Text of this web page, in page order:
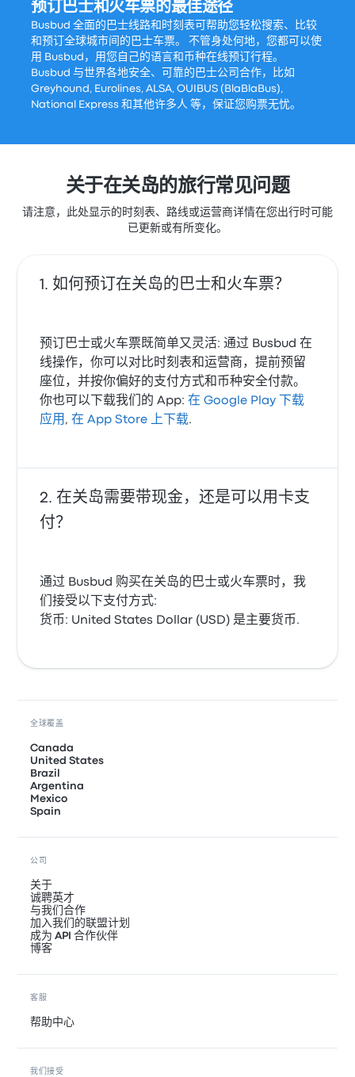
预订巴士和火车票的最佳途径
Busbud 全面的巴士线路和时刻表可帮助您轻松搜索、比较
和预订全球城市间的巴士车票。 不管身处何地，您都可以使
用 Busbud，用您自己的语言和币种在线预订行程。
Busbud 与世界各地安全、可靠的巴士公司合作，比如
Greyhound, Eurolines, ALSA, OUIBUS (BlaBlaBus),
National Express 和其他许多人 等，保证您购票无忧。
关于在关岛的旅行常见问题
请注意，此处显示的时刻表、路线或运营商详情在您出行时可能
已更新或有所变化。
如何预订在关岛的巴士和火车票？
预订巴士或火车票既简单又灵活: 通过 Busbud 在
线操作，你可以对比时刻表和运营商，提前预留
座位，并按你偏好的支付方式和币种安全付款。
你也可以下载我们的 App:在 Google Play 下载
应用 ,在 App Store 上下载.
在关岛需要带现金，还是可以用卡支
付？
通过 Busbud 购买在关岛的巴士或火车票时，我
们接受以下支付方式:
货币: United States Dollar (USD) 是主要货币.
全球覆盖
Canada
United States
Brazil
Argentina
Mexico
Spain
公司
关于
诚聘英才
与我们合作
加入我们的联盟计划
成为 API 合作伙伴
博客
客服
帮助中心
我们接受